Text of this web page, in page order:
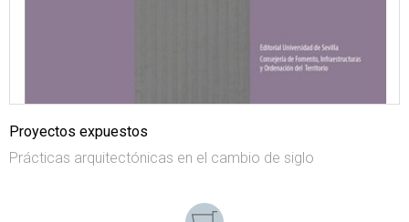
Proyectos expuestos
Prácticas arquitectónicas en el cambio de siglo